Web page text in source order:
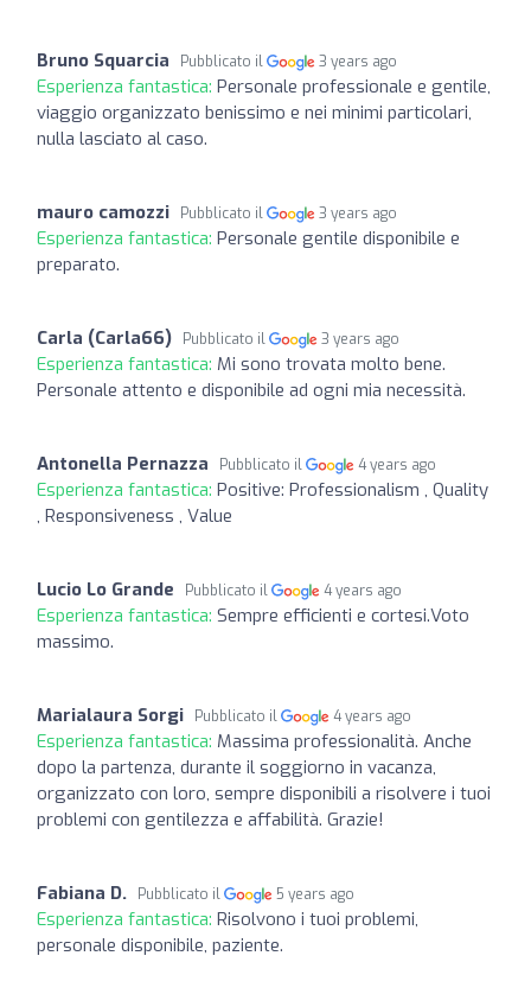
Bruno Squarcia Pubblicato il 3 years ago
Esperienza fantastica: Personale professionale e gentile,
viaggio organizzato benissimo e nei minimi particolari,
nulla lasciato al caso.
mauro camozzi Pubblicato il 3 years ago
Esperienza fantastica: Personale gentile disponibile e
preparato.
Carla (Carla66) Pubblicato il 3 years ago
Esperienza fantastica: Mi sono trovata molto bene.
Personale attento e disponibile ad ogni mia necessità.
Antonella Pernazza Pubblicato il 4 years ago
Esperienza fantastica: Positive: Professionalism , Quality
, Responsiveness , Value
Lucio Lo Grande Pubblicato il 4 years ago
Esperienza fantastica: Sempre efficienti e cortesi.Voto
massimo.
Marialaura Sorgi Pubblicato il 4 years ago
Esperienza fantastica: Massima professionalità. Anche
dopo la partenza, durante il soggiorno in vacanza,
organizzato con loro, sempre disponibili a risolvere i tuoi
problemi con gentilezza e affabilità. Grazie!
Fabiana D. Pubblicato il 5 years ago
Esperienza fantastica: Risolvono i tuoi problemi,
personale disponibile, paziente.